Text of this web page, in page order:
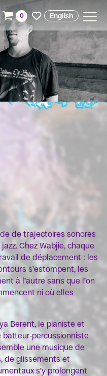
de trajectoires sonores
Chez Wabjie, chaque
de déplacement : les
s’estompent, les
à l’autre sans que l’on
ni où elles
Berent, le pianiste et
percussionniste
une musique de
de glissements et
s’y prolongent
0 English